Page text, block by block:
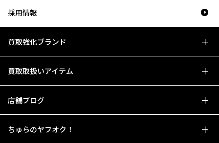
採用情報
買取強化ブランド
買取取扱いアイテム
店舗ブログ
ちゅらのヤフオク！